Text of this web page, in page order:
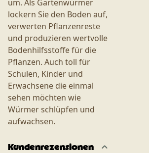
um. Als Gartenwürmer
lockern Sie den Boden auf,
verwerten Pflanzenreste
und produzieren wertvolle
Bodenhilfsstoffe für die
Pflanzen. Auch toll für
Schulen, Kinder und
Erwachsene die einmal
sehen möchten wie
Würmer schlüpfen und
aufwachsen.
Kundenrezensionen